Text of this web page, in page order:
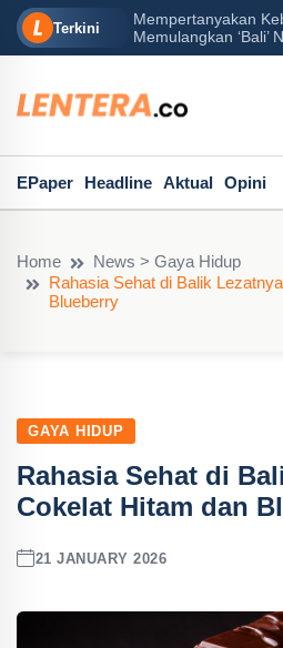
Terkini
Mempertanyakan
Memulangkan ‘Bali’
EPaper Headline Aktual Opini
Home
News > Gaya Hidup
Rahasia Sehat di Balik
Blueberry
GAYA HIDUP
Rahasia Sehat di
Cokelat Hitam dan
21 JANUARY 2026